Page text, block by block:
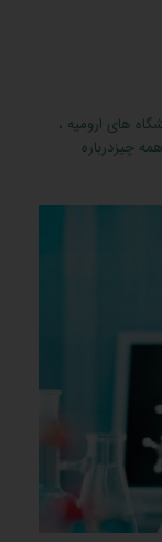
های ارومیه ،
همه چیزدرباره